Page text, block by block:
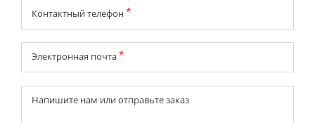
Контактный телефон*
Электронная почта*
Напишите нaм или отправьте заказ